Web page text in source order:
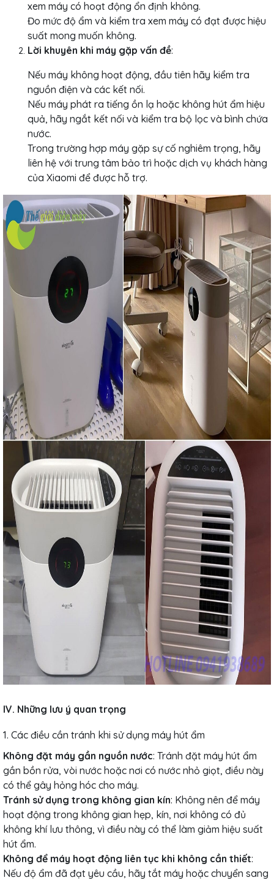
xem máy có hoạt động ổn định không.
Đo mức độ ẩm và kiểm tra xem máy có đạt được hiệu
suất mong muốn không.
Lời khuyên khi máy gặp vấn đề:
Nếu máy không hoạt động, đầu tiên hãy kiểm tra
nguồn điện và các kết nối.
Nếu máy phát ra tiếng ồn lạ hoặc không hút ẩm hiệu
quả, hãy ngắt kết nối và kiểm tra bộ lọc và bình chứa
nước.
Trong trường hợp máy gặp sự cố nghiêm trọng, hãy
liên hệ với trung tâm bảo trì hoặc dịch vụ khách hàng
của Xiaomi để được hỗ trợ.
IV. Những lưu ý quan trọng
1. Các điều cần tránh khi sử dụng máy hút ẩm
Không đặt máy gần nguồn nước: Tránh đặt máy hút ẩm
gần bồn rửa, vòi nước hoặc nơi có nước nhỏ giọt, điều này
có thể gây hỏng hóc cho máy.
Tránh sử dụng trong không gian kín: Không nên để máy
hoạt động trong không gian hẹp, kín, nơi không có đủ
không khí lưu thông, vì điều này có thể làm giảm hiệu suất
hút ẩm.
Không để máy hoạt động liên tục khi không cần thiết:
Nếu độ ẩm đã đạt yêu cầu, hãy tắt máy hoặc chuyển sang